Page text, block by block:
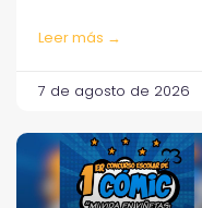
Leer más →
7 de agosto de 2026